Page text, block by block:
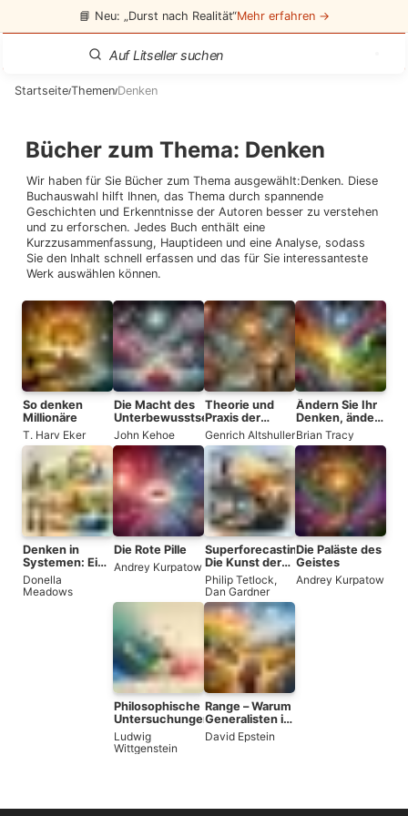
📘 Neu: „Durst nach Realität“Mehr erfahren →
Startseite/Themen/Denken
Bücher zum Thema: Denken
Wir haben für Sie Bücher zum Thema ausgewählt:Denken. Diese
Buchauswahl hilft Ihnen, das Thema durch spannende
Geschichten und Erkenntnisse der Autoren besser zu verstehen
und zu erforschen. Jedes Buch enthält eine
Kurzzusammenfassung, Hauptideen und eine Analyse, sodass
Sie den Inhalt schnell erfassen und das für Sie interessanteste
Werk auswählen können.
So denken
Millionäre
T. Harv Eker
Die Macht des
Unterbewusstseins
John Kehoe
Theorie und
Praxis der
erfinderischen
Problemlösung
Genrich Altshuller
Ändern Sie Ihr
Denken, ändern
Sie Ihr Leben
Brian Tracy
Denken in
Systemen: Ein
Leitfaden
Donella
Meadows
Die Rote Pille
Andrey Kurpatow
Superforecasting:
Die Kunst der
richtigen
Prognose
Philip Tetlock,
Dan Gardner
Die Paläste des
Geistes
Andrey Kurpatow
Philosophische
Untersuchungen
Ludwig
Wittgenstein
Range – Warum
Generalisten in
einer
spezialisierten
David Epstein